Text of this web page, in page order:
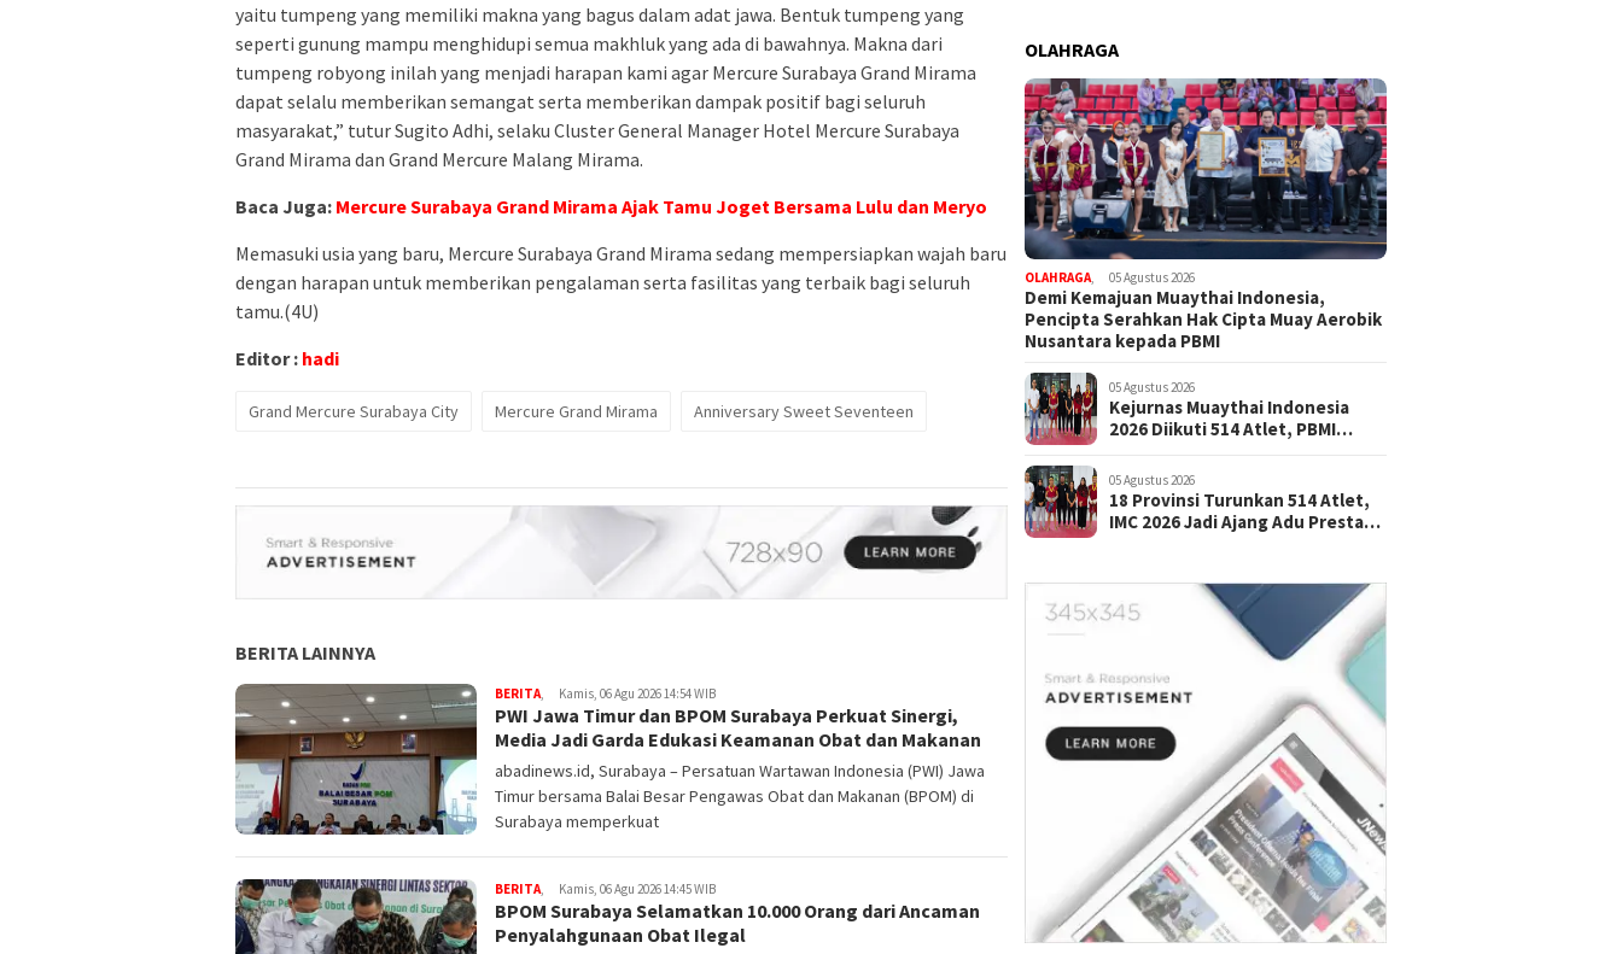
yaitu tumpeng yang memiliki makna yang bagus dalam adat jawa. Bentuk tumpeng yang
seperti gunung mampu menghidupi semua makhluk yang ada di bawahnya. Makna dari
tumpeng robyong inilah yang menjadi harapan kami agar Mercure Surabaya Grand Mirama
dapat selalu memberikan semangat serta memberikan dampak positif bagi seluruh
masyarakat,” tutur Sugito Adhi, selaku Cluster General Manager Hotel Mercure Surabaya
Grand Mirama dan Grand Mercure Malang Mirama.
Baca Juga: Mercure Surabaya Grand Mirama Ajak Tamu Joget Bersama Lulu dan Meryo
Memasuki usia yang baru, Mercure Surabaya Grand Mirama sedang mempersiapkan wajah baru
dengan harapan untuk memberikan pengalaman serta fasilitas yang terbaik bagi seluruh
tamu.(4U)
Editor : hadi
Grand Mercure Surabaya City Mercure Grand Mirama Anniversary Sweet Seventeen
BERITA LAINNYA
BERITA, Kamis, 06 Agu 2026 14:54 WIB
PWI Jawa Timur dan BPOM Surabaya Perkuat Sinergi,
Media Jadi Garda Edukasi Keamanan Obat dan Makanan
abadinews.id, Surabaya – Persatuan Wartawan Indonesia (PWI) Jawa
Timur bersama Balai Besar Pengawas Obat dan Makanan (BPOM) di
Surabaya memperkuat
BERITA, Kamis, 06 Agu 2026 14:45 WIB
BPOM Surabaya Selamatkan 10.000 Orang dari Ancaman
Penyalahgunaan Obat Ilegal
OLAHRAGA
OLAHRAGA 05 Agustus 2026
Demi Kemajuan Muaythai Indonesia,
Pencipta Serahkan Hak Cipta Muay Aerobik
Nusantara kepada PBMI
05 Agustus 2026
Kejurnas Muaythai Indonesia
2026 Diikuti 514 Atlet, PBMI
05 Agustus 2026
18 Provinsi Turunkan 514 Atlet,
IMC 2026 Jadi Ajang Adu Prestasi